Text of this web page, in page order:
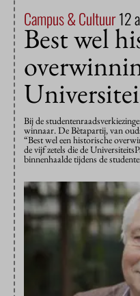
Campus & Cultuur12
Best wel
Bij de
winnaar. De Bètapartij, van
“Best wel een historische
de vijf zetels die de
binnenhaalde tijdens de